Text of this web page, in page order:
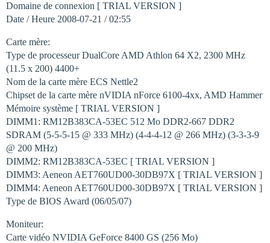
Domaine de connexion [ TRIAL VERSION ]
Date / Heure 2008-07-21 / 02:55
Carte mère:
Type de processeur DualCore AMD Athlon 64 X2, 2300 MHz
(11.5 x 200) 4400+
Nom de la carte mère ECS Nettle2
Chipset de la carte mère nVIDIA nForce 6100-4xx, AMD Hammer
Mémoire système [ TRIAL VERSION ]
DIMM1: RM12B383CA-53EC 512 Mo DDR2-667 DDR2
SDRAM (5-5-5-15 @ 333 MHz) (4-4-4-12 @ 266 MHz) (3-3-3-9
@ 200 MHz)
DIMM2: RM12B383CA-53EC [ TRIAL VERSION ]
DIMM3: Aeneon AET760UD00-30DB97X [ TRIAL VERSION ]
DIMM4: Aeneon AET760UD00-30DB97X [ TRIAL VERSION ]
Type de BIOS Award (06/05/07)
Moniteur:
Carte vidéo NVIDIA GeForce 8400 GS (256 Mo)